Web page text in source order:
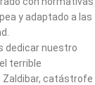
y adaptado a las
dedicar nuestro
terrible
Zaldibar, catástrofe